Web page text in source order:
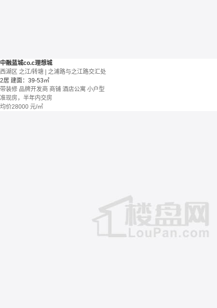
中融蓝城co.c理想城
西湖区 之江/转塘 | 之浦路与之江路交汇处
2居 建面：39-53㎡
带装修 品牌开发商 商铺 酒店公寓 小户型
准现房，半年内交房
均价28000 元/㎡